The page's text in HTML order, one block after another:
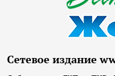
Сетевое издание